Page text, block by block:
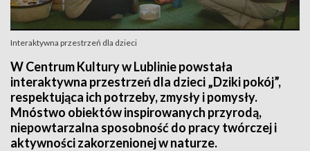
Interaktywna przestrzeń dla dzieci
W Centrum Kultury w Lublinie powstała
interaktywna przestrzeń dla dzieci „Dziki pokój”,
respektująca ich potrzeby, zmysły i pomysły.
Mnóstwo obiektów inspirowanych przyrodą,
niepowtarzalna sposobność do pracy twórczej i
aktywności zakorzenionej w naturze.